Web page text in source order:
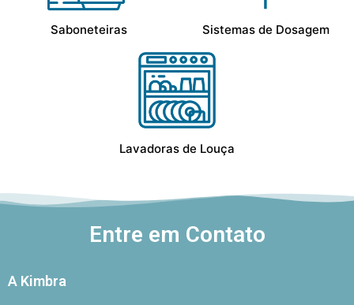
Saboneteiras Sistemas de Dosagem
Lavadoras de Louça
Entre em Contato
A Kimbra